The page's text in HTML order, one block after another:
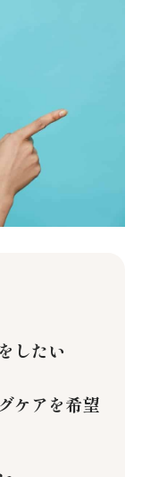
したい
ケアを希望